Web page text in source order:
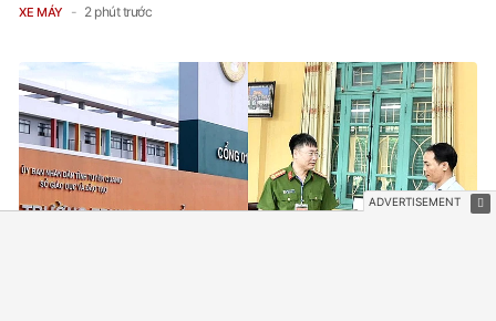
XE MÁY 2 phút trước